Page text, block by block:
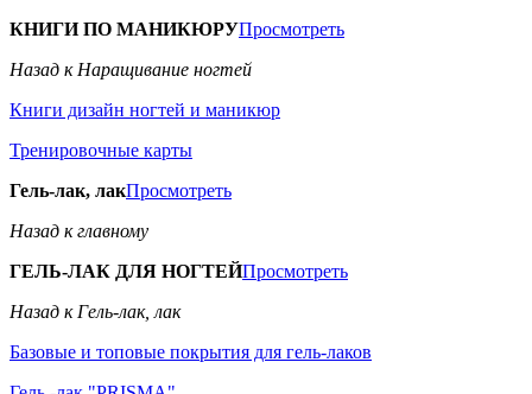
КНИГИ ПО МАНИКЮРУПросмотреть
Назад к Наращивание ногтей
Книги дизайн ногтей и маникюр
Тренировочные карты
Гель-лак, лакПросмотреть
Назад к главному
ГЕЛЬ-ЛАК ДЛЯ НОГТЕЙПросмотреть
Назад к Гель-лак, лак
Базовые и топовые покрытия для гель-лаков